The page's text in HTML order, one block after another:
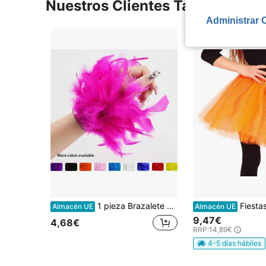
Nuestros Clientes También
Almacén UE 1 pieza Brazalete de plumas, Pulsera de plumas, Anillo de plumas, Pulsera de plumas con círculo de papá, Decoración de muñeca para mujeres, Disfraces de Halloween, Disfraces de fiesta
4,68€
Almacén UE Fiestas Guirca Tutu Infantil con Glitter para Fiestas, Disfraz
9,47€
RRP:14,89€
4-5 días hábiles
Administrar